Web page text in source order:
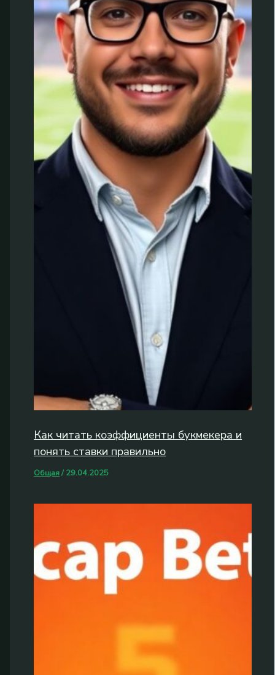
Как читать коэффициенты букмекера и
понять ставки правильно
Общая/ 29.04.2025